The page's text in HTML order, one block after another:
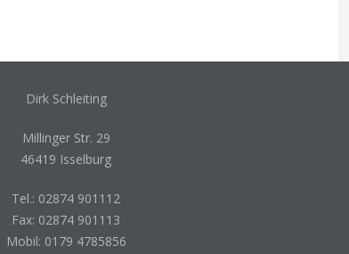
Dirk Schleiting
Millinger Str. 29
46419 Isselburg
Tel.: 02874 901112
Fax: 02874 901113
Mobil: 0179 4785856